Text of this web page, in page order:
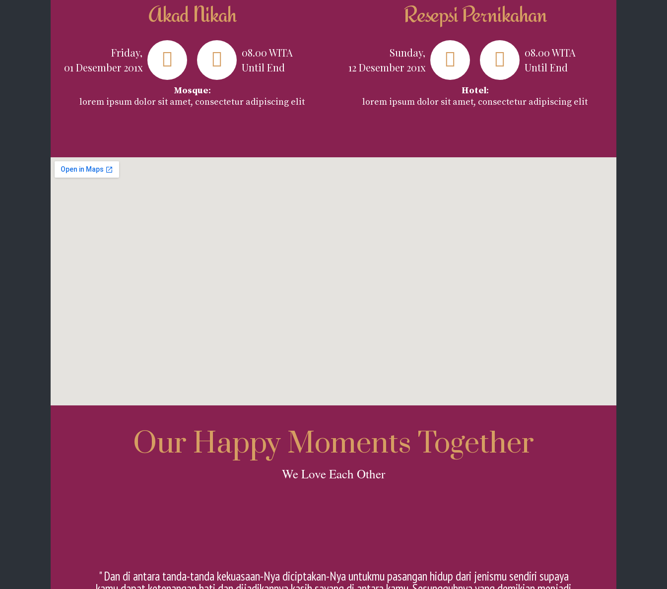
Akad Nikah
Friday,
01 Desember 201x
08.00 WITA
Until End
Mosque:
lorem ipsum dolor sit amet, consectetur adipiscing elit
Resepsi Pernikahan
Sunday,
12 Desember 201x
08.00 WITA
Until End
Hotel:
lorem ipsum dolor sit amet, consectetur adipiscing elit
Our Happy Moments Together
We Love Each Other
" Dan di antara tanda-tanda kekuasaan-Nya diciptakan-Nya untukmu pasangan hidup dari jenismu sendiri supaya